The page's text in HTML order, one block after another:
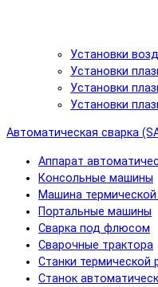
Установки
Установки
Установки
Установки
Автоматическая сварка
Аппарат
Консольные машины
Машина термической
Портальные машины
Сварка под флюсом
Сварочные трактора
Станки термической
Станок